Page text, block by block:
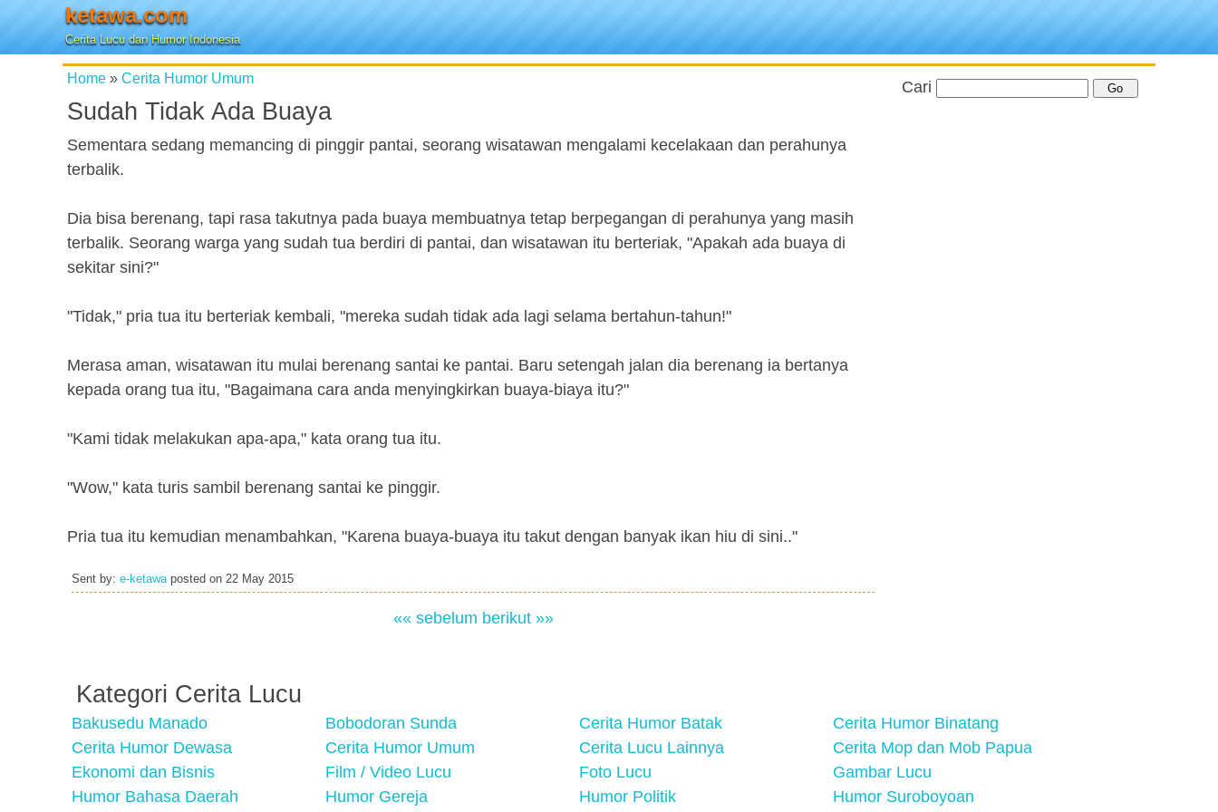
ketawa.com
Cerita Lucu dan Humor Indonesia
Home » Cerita Humor Umum
Sudah Tidak Ada Buaya
Sementara sedang memancing di pinggir pantai, seorang wisatawan mengalami kecelakaan dan perahunya
terbalik.
Dia bisa berenang, tapi rasa takutnya pada buaya membuatnya tetap berpegangan di perahunya yang masih
terbalik. Seorang warga yang sudah tua berdiri di pantai, dan wisatawan itu berteriak, "Apakah ada buaya di
sekitar sini?"
"Tidak," pria tua itu berteriak kembali, "mereka sudah tidak ada lagi selama bertahun-tahun!"
Merasa aman, wisatawan itu mulai berenang santai ke pantai. Baru setengah jalan dia berenang ia bertanya
kepada orang tua itu, "Bagaimana cara anda menyingkirkan buaya-biaya itu?"
"Kami tidak melakukan apa-apa," kata orang tua itu.
"Wow," kata turis sambil berenang santai ke pinggir.
Pria tua itu kemudian menambahkan, "Karena buaya-buaya itu takut dengan banyak ikan hiu di sini.."
Sent by: e-ketawaposted on 22 May 2015
«« sebelum berikut »»
Cari
Kategori Cerita Lucu
Bakusedu Manado Bobodoran Sunda Cerita Humor Batak
Cerita Humor Binatang
Cerita Humor Dewasa
Cerita Humor Umum Cerita Lucu Lainnya
Cerita Mop dan Mob Papua
Ekonomi dan Bisnis
Film / Video Lucu Foto Lucu
Gambar Lucu
Humor Bahasa Daerah
Humor Gereja Humor Politik Humor Suroboyoan